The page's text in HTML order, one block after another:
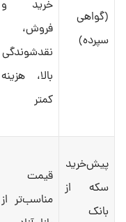
(گواهی
سپرده)
خرید و
فروش،
نقدشوندگی
بالا، هزینه
کمتر
پیش‌خرید
سکه از
بانک
قیمت
مناسب‌تر از